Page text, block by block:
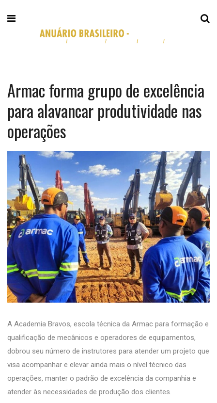
Armac forma grupo de excelência
para alavancar produtividade nas
operações
A Academia Bravos, escola técnica da Armac para formação e
qualificação de mecânicos e operadores de equipamentos,
dobrou seu número de instrutores para atender um projeto que
visa acompanhar e elevar ainda mais o nível técnico das
operações, manter o padrão de excelência da companhia e
atender às necessidades de produção dos clientes.